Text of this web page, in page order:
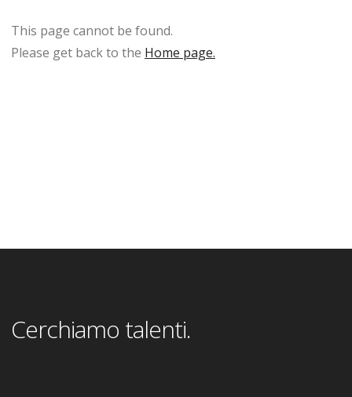
This page cannot be found.
Please get back to the Home page.
Cerchiamo talenti.